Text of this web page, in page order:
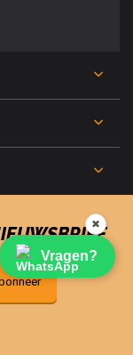
✖
Vragen?